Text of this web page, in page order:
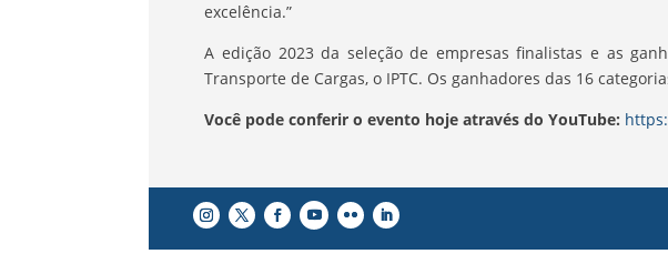
excelência.”
A edição 2023 da seleção de empresas finalistas e as
Transporte de Cargas, o IPTC. Os ganhadores das 16
Você pode conferir o evento hoje através do YouTube: